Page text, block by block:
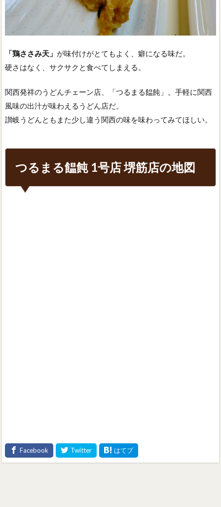
「鶏ささみ天」 が味付けがとてもよく、癖になる味だ。
硬さはなく、サクサクと食べてしまえる。
関西発祥のうどんチェーン店、「つるまる饂飩」。手軽に関西
風味の出汁が味わえるうどん店だ。
讃岐うどんともまた少し違う関西の味を味わってみてほしい。
つるまる饂飩 1号店 堺筋店の地図